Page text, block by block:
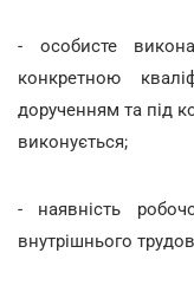
- особисте
конкретною
дорученням та під
виконується;
- наявність
внутрішнього